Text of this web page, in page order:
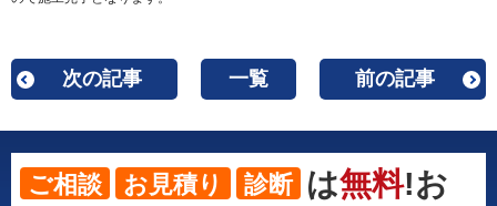
次の記事 一覧 前の記事
ご相談 お見積り 診断 は無料!お